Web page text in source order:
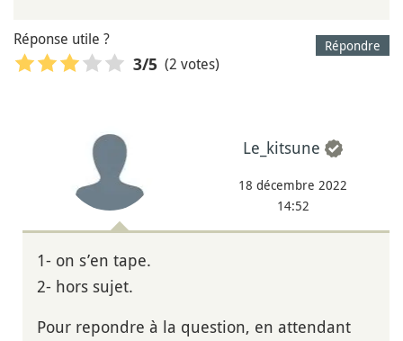
Répondre
Réponse utile ?
3/5 (2 votes)
Le_kitsune
18 décembre 2022
14:52
1- on s’en tape.
2- hors sujet.
Pour repondre à la question, en attendant